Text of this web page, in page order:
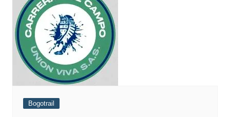
Bogotrail